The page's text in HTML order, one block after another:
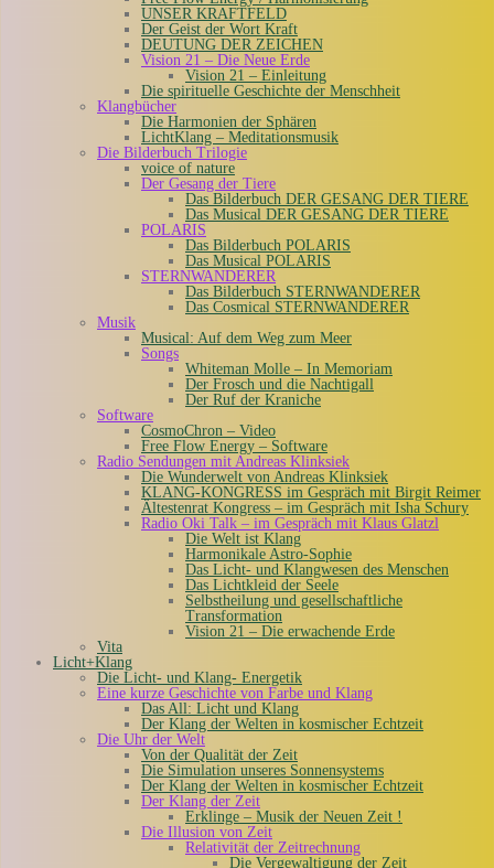
UNSER KRAFTFELD
Der Geist der Wort Kraft
DEUTUNG DER ZEICHEN
Vision 21 – Die Neue Erde
Vision 21 – Einleitung
Die spirituelle Geschichte der Menschheit
Klangbücher
Die Harmonien der Sphären
LichtKlang – Meditationsmusik
Die Bilderbuch Trilogie
voice of nature
Der Gesang der Tiere
Das Bilderbuch DER GESANG DER TIERE
Das Musical DER GESANG DER TIERE
POLARIS
Das Bilderbuch POLARIS
Das Musical POLARIS
STERNWANDERER
Das Bilderbuch STERNWANDERER
Das Cosmical STERNWANDERER
Musik
Musical: Auf dem Weg zum Meer
Songs
Whiteman Molle – In Memoriam
Der Frosch und die Nachtigall
Der Ruf der Kraniche
Software
CosmoChron – Video
Free Flow Energy – Software
Radio Sendungen mit Andreas Klinksiek
Die Wunderwelt von Andreas Klinksiek
KLANG-KONGRESS im Gespräch mit Birgit Reimer
Ältestenrat Kongress – im Gespräch mit Isha Schury
Radio Oki Talk – im Gespräch mit Klaus Glatzl
Die Welt ist Klang
Harmonikale Astro-Sophie
Das Licht- und Klangwesen des Menschen
Das Lichtkleid der Seele
Selbstheilung und gesellschaftliche
Transformation
Vision 21 – Die erwachende Erde
Vita
Licht+Klang
Die Licht- und Klang- Energetik
Eine kurze Geschichte von Farbe und Klang
Das All: Licht und Klang
Der Klang der Welten in kosmischer Echtzeit
Die Uhr der Welt
Von der Qualität der Zeit
Die Simulation unseres Sonnensystems
Der Klang der Welten in kosmischer Echtzeit
Der Klang der Zeit
Erklinge – Musik der Neuen Zeit !
Die Illusion von Zeit
Relativität der Zeitrechnung
Die Vergewaltigung der Zeit